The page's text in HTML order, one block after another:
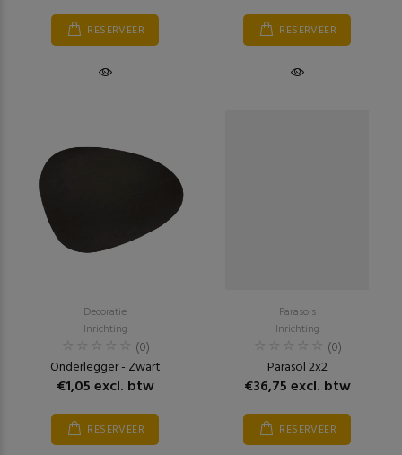
RESERVEER RESERVEER
Decoratie
Inrichting
(0)
Onderlegger - Zwart
€1,05 excl. btw
RESERVEER
Parasols
Inrichting
(0)
Parasol 2x2
€36,75 excl. btw
RESERVEER